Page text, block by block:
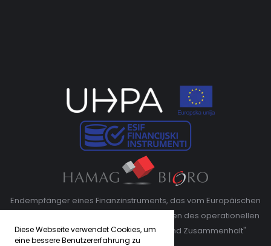
Diese Webseite verwendet Cookies, um
eine bessere Benutzererfahrung zu
Endempfänger eines Finanzinstruments, das vom Europäischen
Fonds für regionale Entwicklung im Rahmen des operationellen
Programms "Wettbewerbsfähigkeit und Zusammenhalt"